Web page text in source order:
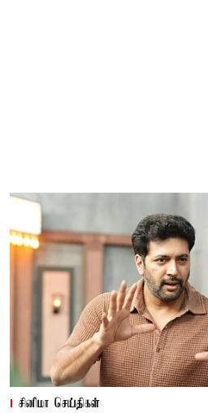
சினிமா செய்திகள்